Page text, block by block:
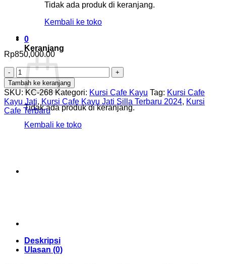
Tidak ada produk di keranjang.
Kembali ke toko
0
Keranjang
Tidak ada produk di keranjang.
Kembali ke toko
Rp850,000.00
Kuantitas
Kursi
Cafe
Kayu
Jati
Silla
Terbaru
Tambah ke keranjang
SKU:KC-268 Kategori: Kursi Cafe Kayu Tag: Kursi Cafe
Kayu Jati, Kursi Cafe Kayu Jati Silla Terbaru 2024, Kursi
Cafe Terbaru
Deskripsi
Ulasan (0)